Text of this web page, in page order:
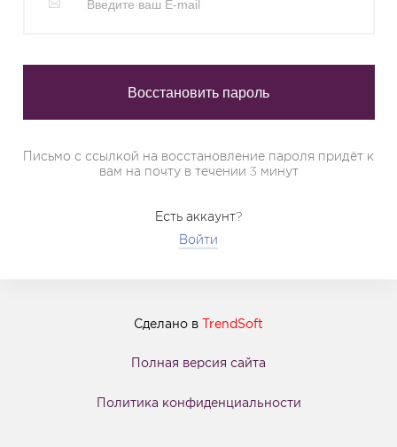
Письмо с ссылкой на восстановление пароля придёт к
вам на почту в течении 3 минут
Есть аккаунт?
Войти
Сделано в TrendSoft
Полная версия сайта
Политика конфиденциальности